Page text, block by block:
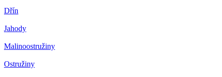
Dřín
Jahody
Malinoostružiny
Ostružiny